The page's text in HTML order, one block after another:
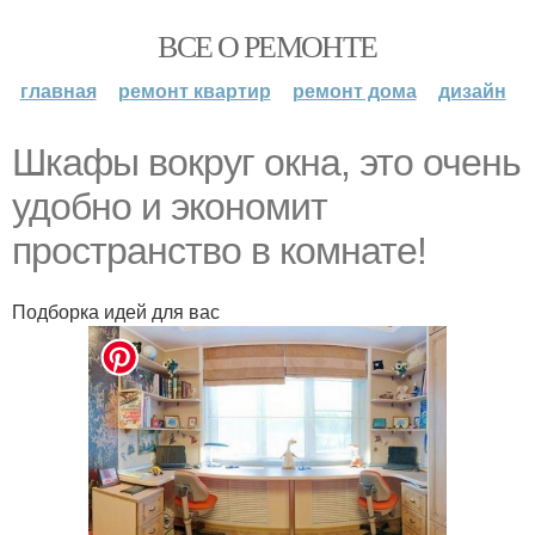
ВСЕ О РЕМОНТЕ
главная ремонт квартир ремонт дома дизайн
Шкафы вокруг окна, это очень
удобно и экономит
пространство в комнате!
Подборка идей для вас